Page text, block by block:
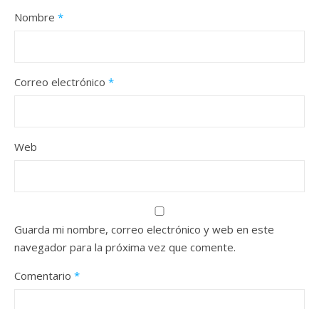
Nombre *
Correo electrónico *
Web
Guarda mi nombre, correo electrónico y web en este
navegador para la próxima vez que comente.
Comentario *